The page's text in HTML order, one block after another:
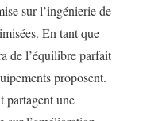
sur l’ingénierie de
En tant que
de l’équilibre parfait
proposent.
partagent une